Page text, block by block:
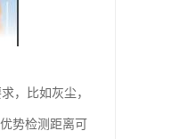
，比如灰尘，
势检测距离可